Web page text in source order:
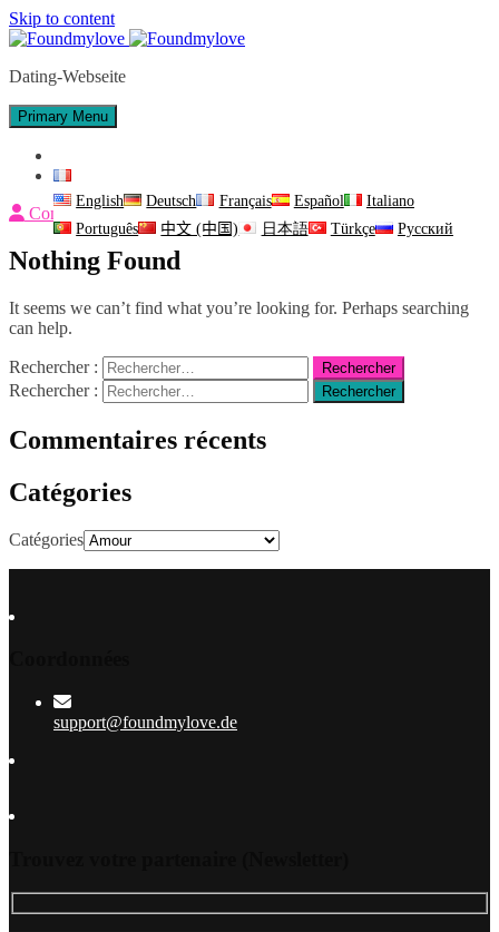
Skip to content
Dating-Webseite
Primary Menu
English Deutsch Français Español
Italiano
Português
中文 (中国) 日本語 Türkçe Русский
Connexion
Nothing Found
It seems we can’t find what you’re looking for. Perhaps searching
can help.
Rechercher :
Rechercher :
Commentaires récents
Catégories
Catégories
support@foundmylove.de